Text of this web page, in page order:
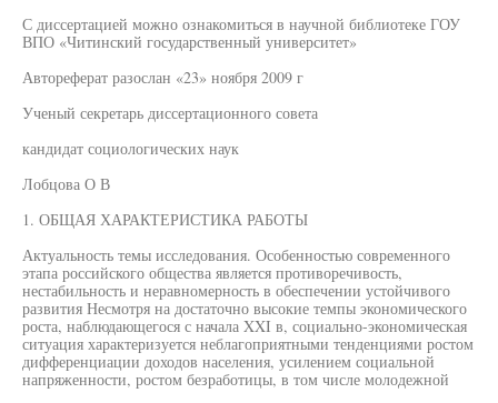
С диссертацией можно ознакомиться в научной библиотеке ГОУ
ВПО «Читинский государственный университет»
Автореферат разослан «23» ноября 2009 г
Ученый секретарь диссертационного совета
кандидат социологических наук
Лобцова О В
1. ОБЩАЯ ХАРАКТЕРИСТИКА РАБОТЫ
Актуальность темы исследования. Особенностью современного
этапа российского общества является противоречивость,
нестабильность и неравномерность в обеспечении устойчивого
развития Несмотря на достаточно высокие темпы экономического
роста, наблюдающегося с начала XXI в, социально-экономическая
ситуация характеризуется неблагоприятными тенденциями ростом
дифференциации доходов населения, усилением социальной
напряженности, ростом безработицы, в том числе молодежной